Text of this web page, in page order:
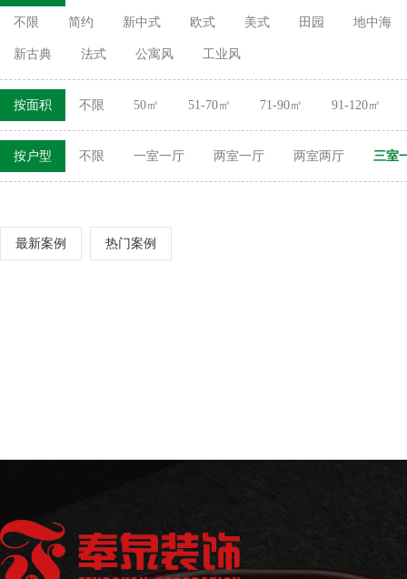
不限 简约 新中式 欧式 美式 田园 地中海
新古典 法式 公寓风 工业风
按面积 不限 50㎡ 51-70㎡ 71-90㎡ 91-120㎡
按户型 不限 一室一厅 两室一厅 两室两厅 三室
最新案例 热门案例